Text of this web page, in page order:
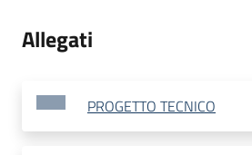
Allegati
PROGETTO TECNICO